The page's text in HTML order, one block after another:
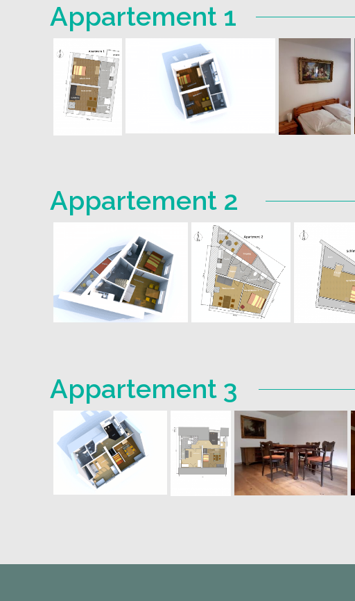
Appartement 1
Appartement 2
Appartement 3